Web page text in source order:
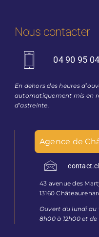
Nous contacter
04 90 95
En dehors des heures
automatiquement mis en
d’astreinte.
Agence de
43 avenue des
13160
Ouvert du lundi au
8h00 à 12h00 et de